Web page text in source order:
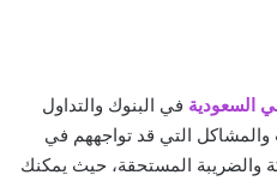
السعودية في البنوك والتداول
التي قد تواجههم في
والضريبة المستحقة، حيث يمكنك